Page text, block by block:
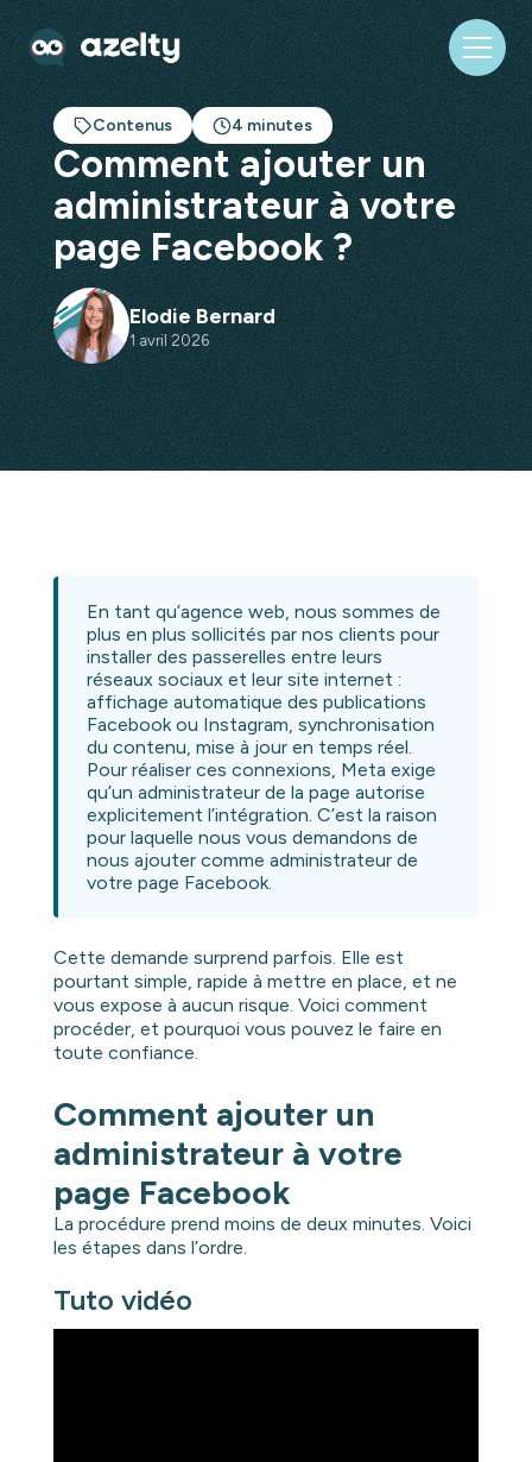
Contenus 4 minutes
Comment ajouter un
administrateur à votre
page Facebook ?
Elodie Bernard
1 avril 2026
En tant qu’agence web, nous sommes de
plus en plus sollicités par nos clients pour
installer des passerelles entre leurs
réseaux sociaux et leur site internet :
affichage automatique des publications
Facebook ou Instagram, synchronisation
du contenu, mise à jour en temps réel.
Pour réaliser ces connexions, Meta exige
qu’un administrateur de la page autorise
explicitement l’intégration. C’est la raison
pour laquelle nous vous demandons de
nous ajouter comme administrateur de
votre page Facebook.
Cette demande surprend parfois. Elle est
pourtant simple, rapide à mettre en place, et ne
vous expose à aucun risque. Voici comment
procéder, et pourquoi vous pouvez le faire en
toute confiance.
Comment ajouter un
administrateur à votre
page Facebook
La procédure prend moins de deux minutes. Voici
les étapes dans l’ordre.
Tuto vidéo